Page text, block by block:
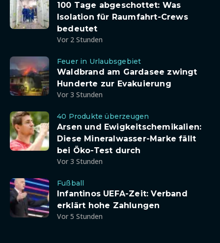
100 Tage abgeschottet: Was
Isolation für Raumfahrt-Crews
bedeutet
Vor 2 Stunden
Feuer in Urlaubsgebiet
Waldbrand am Gardasee zwingt
Hunderte zur Evakuierung
Vor 3 Stunden
40 Produkte überzeugen
Arsen und Ewigkeitschemikalien:
Diese Mineralwasser-Marke fällt
bei Öko-Test durch
Vor 3 Stunden
Fußball
Infantinos UEFA-Zeit: Verband
erklärt hohe Zahlungen
Vor 5 Stunden